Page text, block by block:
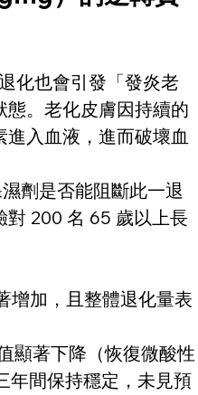
化也會引發「發炎老
。老化皮膚因持續的
進入血液，進而破壞血
劑是否能阻斷此一退
200 名 65 歲以上長
增加，且整體退化量表
顯著下降（恢復微酸性
年間保持穩定，未見預